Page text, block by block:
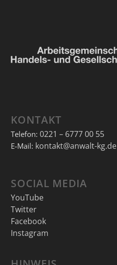
KONTAKT
Telefon: 0221 – 6777 00 55
E-Mail: kontakt@anwalt-kg.de
SOCIAL MEDIA
YouTube
Twitter
Facebook
Instagram